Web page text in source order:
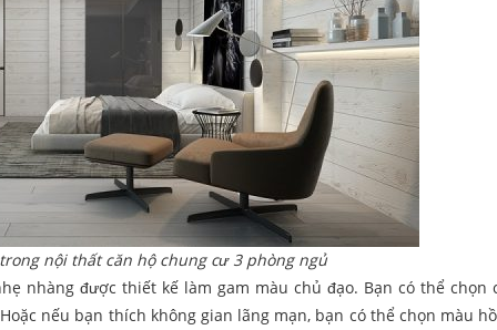
nội thất căn hộ chung cư 3 phòng ngủ
nhàng được thiết kế làm gam màu chủ đạo. Bạn có thể chọn
nếu bạn thích không gian lãng mạn, bạn có thể chọn màu